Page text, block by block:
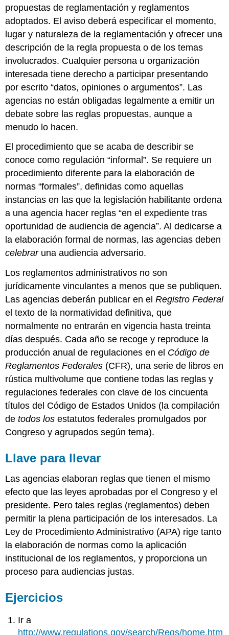
propuestas de reglamentación y reglamentos
adoptados. El aviso deberá especificar el momento,
lugar y naturaleza de la reglamentación y ofrecer una
descripción de la regla propuesta o de los temas
involucrados. Cualquier persona u organización
interesada tiene derecho a participar presentando
por escrito “datos, opiniones o argumentos”. Las
agencias no están obligadas legalmente a emitir un
debate sobre las reglas propuestas, aunque a
menudo lo hacen.
El procedimiento que se acaba de describir se
conoce como regulación “informal”. Se requiere un
procedimiento diferente para la elaboración de
normas “formales”, definidas como aquellas
instancias en las que la legislación habilitante ordena
a una agencia hacer reglas “en el expediente tras
oportunidad de audiencia de agencia”. Al dedicarse a
la elaboración formal de normas, las agencias deben
celebraruna audiencia adversario.
Los reglamentos administrativos no son
jurídicamente vinculantes a menos que se publiquen.
Las agencias deberán publicar en elRegistro Federal
el texto de la normatividad definitiva, que
normalmente no entrarán en vigencia hasta treinta
días después. Cada año se recoge y reproduce la
producción anual de regulaciones en el Código de
Reglamentos Federales (CFR), una serie de libros en
rústica multivolume que contiene todas las reglas y
regulaciones federales con clave de los cincuenta
títulos del Código de Estados Unidos (la compilación
detodos los estatutos federales promulgados por
Congreso y agrupados según tema).
Llave para llevar
Las agencias elaboran reglas que tienen el mismo
efecto que las leyes aprobadas por el Congreso y el
presidente. Pero tales reglas (reglamentos) deben
permitir la plena participación de los interesados. La
Ley de Procedimiento Administrativo (APA) rige tanto
la elaboración de normas como la aplicación
institucional de los reglamentos, y proporciona un
proceso para audiencias justas.
Ejercicios
Ir a
http://www.regulations.gov/search/Regs/home.htm